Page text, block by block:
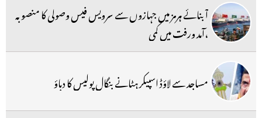
آبنائے ہرمز میں جہازوں سے سرویس فیس وصولی کا منصوبہ
،آمد ورفت میں کمی
مساجد سے لاؤڈ اسپیکر ہٹانے بنگال پولیس کا دباؤ